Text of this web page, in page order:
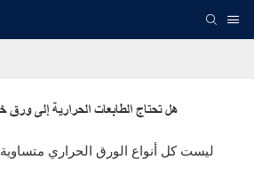
هل تحتاج الطابعات الحرارية إلى ورق
ليست كل أنواع الورق الحراري